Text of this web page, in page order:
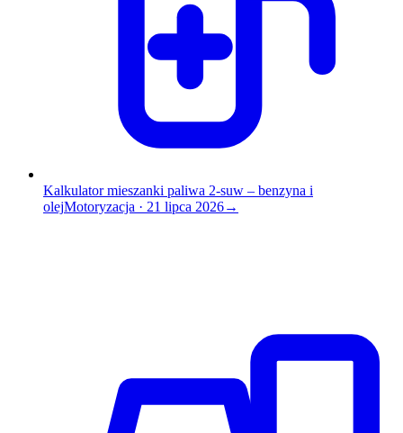
Kalkulator mieszanki paliwa 2-suw – benzyna i
olejMotoryzacja · 21 lipca 2026→